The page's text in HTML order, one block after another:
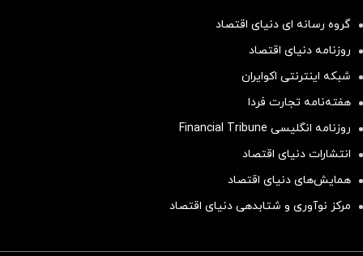
گروه رسانه ای دنیای اقتصاد
روزنامه دنیای اقتصاد
شبکه اینترنتی اکوایران
هفته‌نامه تجارت فردا
روزنامه انگلیسی Financial Tribune
انتشارات دنیای اقتصاد
همایش‌های دنیای اقتصاد
مرکز نوآوری و شتابدهی دنیای اقتصاد